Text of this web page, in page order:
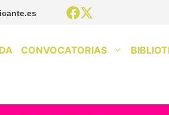
CONVOCATORIAS